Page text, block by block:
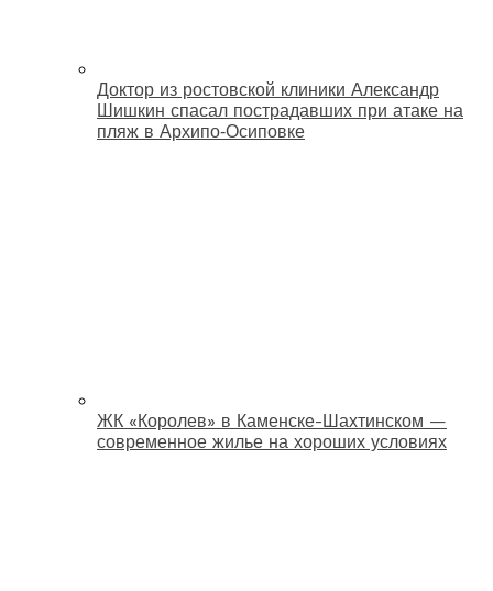
Доктор из ростовской клиники Александр
Шишкин спасал пострадавших при атаке на
пляж в Архипо‑Осиповке
ЖК «Королев» в Каменске-Шахтинском —
современное жилье на хороших условиях